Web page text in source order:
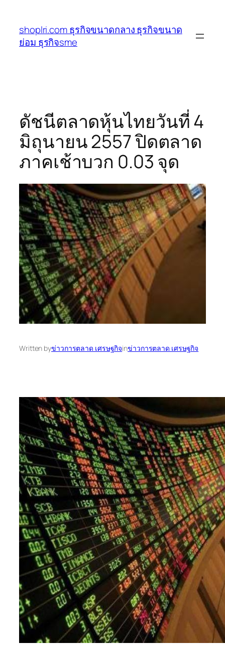
เนื้อหา
shoplri.com ธุรกิจขนาดกลาง ธุรกิจขนาด
ย่อม ธุรกิจsme
ดัชนีตลาดหุ้นไทยวันที่ 4
มิถุนายน 2557 ปิดตลาด
ภาคเช้าบวก 0.03 จุด
Written byข่าวการตลาด เศรษฐกิจinข่าวการตลาด เศรษฐกิจ